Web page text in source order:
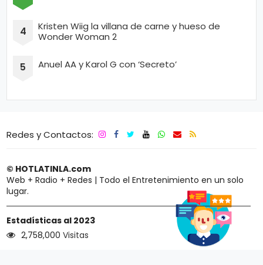
Kristen Wiig la villana de carne y hueso de
Wonder Woman 2
Anuel AA y Karol G con ‘Secreto’
Redes y Contactos:
© HOTLATINLA.com
Web + Radio + Redes | Todo el Entretenimiento en un solo
lugar.
Estadísticas al 2023
2,758,000